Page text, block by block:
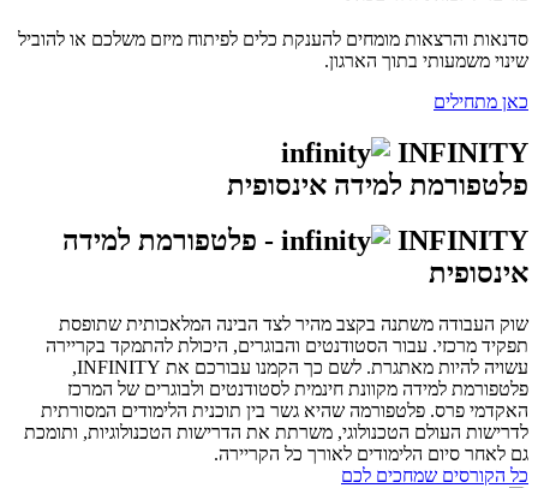
סדנאות והרצאות מומחים להענקת כלים לפיתוח מיזם משלכם או להוביל
שינוי משמעותי בתוך הארגון.
כאן מתחילים
INFINITY
פלטפורמת למידה אינסופית
INFINITY
- פלטפורמת למידה
אינסופית
שוק העבודה משתנה בקצב מהיר לצד הבינה המלאכותית שתופסת
תפקיד מרכזי. עבור הסטודנטים והבוגרים, היכולת להתמקד בקריירה
עשויה להיות מאתגרת. לשם כך הקמנו עבורכם את INFINITY,
פלטפורמת למידה מקוונת חינמית לסטודנטים ולבוגרים של המרכז
האקדמי פרס. פלטפורמה שהיא גשר בין תוכנית הלימודים המסורתית
לדרישות העולם הטכנולוגי, משרתת את הדרישות הטכנולוגיות, ותומכת
גם לאחר סיום הלימודים לאורך כל הקריירה.
כל הקורסים שמחכים לכם